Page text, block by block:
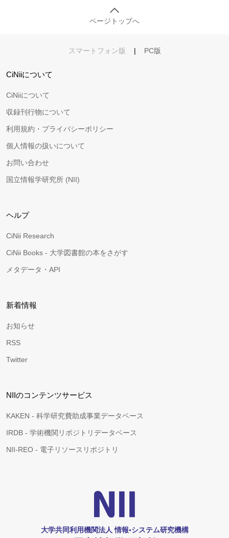
ページトップへ
スマートフォン版 | PC版
CiNiiについて
CiNiiについて
収録刊行物について
利用規約・プライバシーポリシー
個人情報の扱いについて
お問い合わせ
国立情報学研究所 (NII)
ヘルプ
CiNii Research
CiNii Books - 大学図書館の本をさがす
メタデータ・API
新着情報
お知らせ
RSS
Twitter
NIIのコンテンツサービス
KAKEN - 科学研究費助成事業データベース
IRDB - 学術機関リポジトリデータベース
NII-REO - 電子リソースリポジトリ
大学共同利用機関法人 情報•システム研究機構